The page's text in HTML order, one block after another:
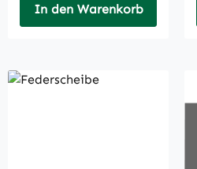
In den Warenkorb